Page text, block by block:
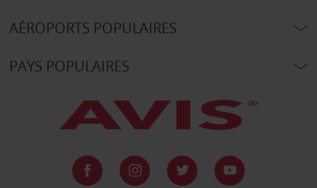
AÉROPORTS POPULAIRES
PAYS POPULAIRES